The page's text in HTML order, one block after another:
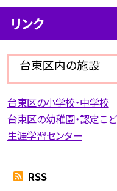
リンク
台東区内の施設
台東区の小学校・中学校
台東区の幼稚園・認定こ
生涯学習センター
RSS